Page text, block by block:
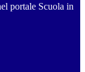
portale Scuola in